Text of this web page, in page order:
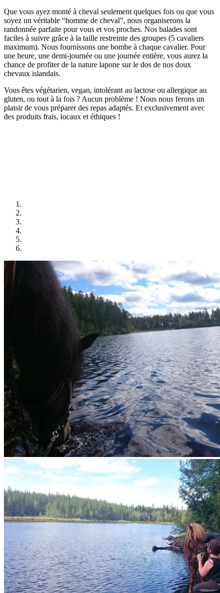
Que vous ayez monté à cheval seulement quelques fois ou que vous
soyez un véritable “homme de cheval”, nous organiserons la
randonnée parfaite pour vous et vos proches. Nos balades sont
faciles à suivre grâce à la taille restreinte des groupes (5 cavaliers
maximum). Nous fournissons une bombe à chaque cavalier. Pour
une heure, une demi-journée ou une journée entière, vous aurez la
chance de profiter de la nature lapone sur le dos de nos doux
chevaux islandais.
Vous êtes végétarien, vegan, intolérant au lactose ou allergique au
gluten, ou tout à la fois ? Aucun problème ! Nous nous ferons un
plaisir de vous préparer des repas adaptés. Et exclusivement avec
des produits frais, locaux et éthiques !